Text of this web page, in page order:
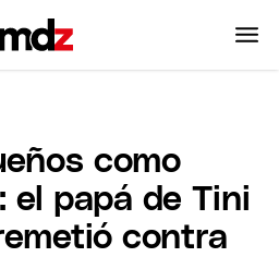
como
el papá de Tini
contra